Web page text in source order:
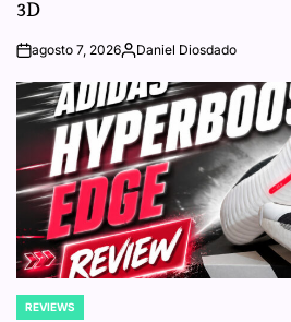
3D
onagosto 7, 2026Posted
Daniel Diosdado
POSTED
REVIEWS